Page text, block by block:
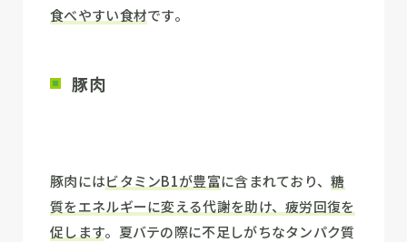
食べやすい食材です。
豚肉
豚肉にはビタミンB1が豊富に含まれており、糖
質をエネルギーに変える代謝を助け、疲労回復を
促します。夏バテの際に不足しがちなタンパク質